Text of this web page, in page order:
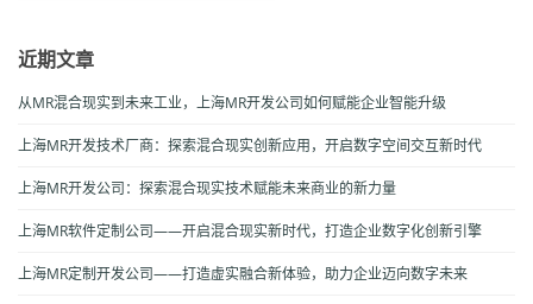
近期文章
从MR混合现实到未来工业，上海MR开发公司如何赋能企业智能升级
上海MR开发技术厂商：探索混合现实创新应用，开启数字空间交互新时代
上海MR开发公司：探索混合现实技术赋能未来商业的新力量
上海MR软件定制公司——开启混合现实新时代，打造企业数字化创新引擎
上海MR定制开发公司——打造虚实融合新体验，助力企业迈向数字未来